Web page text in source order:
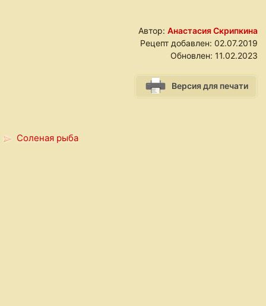
Автор: Анастасия Скрипкина
Рецепт добавлен: 02.07.2019
Обновлен: 11.02.2023
Версия для печати
Соленая рыба